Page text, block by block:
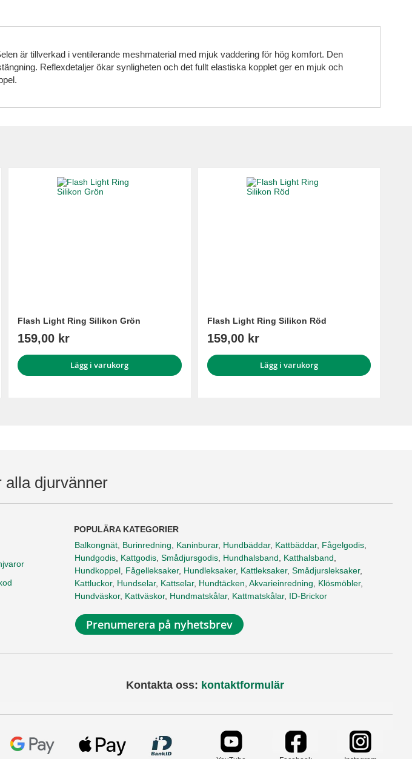
är tillverkad i ventilerande meshmaterial med mjuk vaddering för hög komfort. Den
Reflexdetaljer ökar synligheten och det fullt elastiska kopplet ger en mjuk och
Flash Light Ring Silikon Grön
159,00 kr
Lägg i varukorg
Flash Light Ring Silikon Röd
159,00 kr
Lägg i varukorg
alla djurvänner
POPULÄRA KATEGORIER
Balkongnät Burinredning Kaninburar, Hundbäddar, Kattbäddar, Fågelgodis
Hundgodis Kattgodis Smådjursgodis Hundhalsband Katthalsband
Hundkoppel Fågelleksaker, Hundleksaker, Kattleksaker, Smådjursleksaker,
Kattluckor, Hundselar, Kattselar, Hundtäcken Akvarieinredning Klösmöbler,
Hundväskor, Kattväskor, Hundmatskålar, Kattmatskålar, ID-Brickor
Prenumerera på nyhetsbrev
Kontakta oss: kontaktformulär